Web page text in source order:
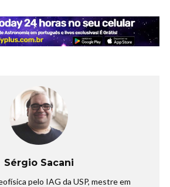
Sérgio Sacani
pelo IAG da USP, mestre em